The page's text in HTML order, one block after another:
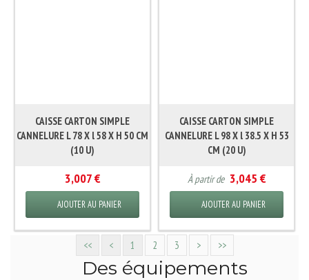
CAISSE CARTON SIMPLE
CANNELURE L 78 X l 58 X H 50 CM
(10 U)
3,007 €
AJOUTER AU PANIER
CAISSE CARTON SIMPLE
CANNELURE L 98 X l 38.5 X H 53
CM (20 U)
À partir de 3,045 €
AJOUTER AU PANIER
<< < 1 2 3 > >>
Des équipements